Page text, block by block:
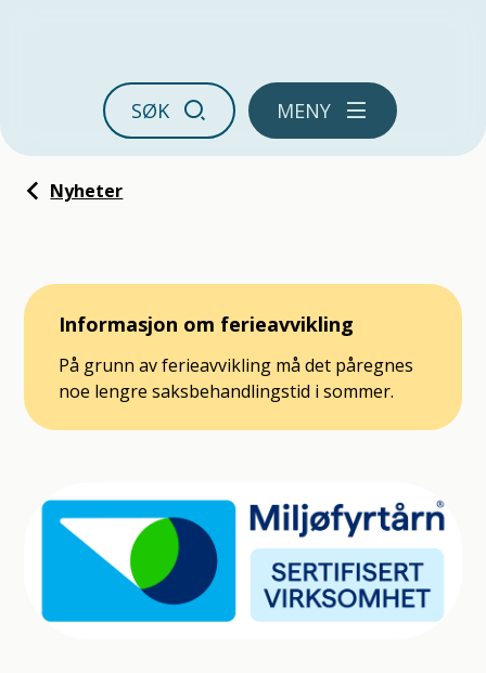
SØK MENY
Du er her:
Nyheter
Informasjon om ferieavvikling
På grunn av ferieavvikling må det påregnes
noe lengre saksbehandlingstid i sommer.